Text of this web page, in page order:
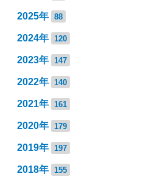
2025年 88
2024年 120
2023年 147
2022年 140
2021年 161
2020年 179
2019年 197
2018年 155